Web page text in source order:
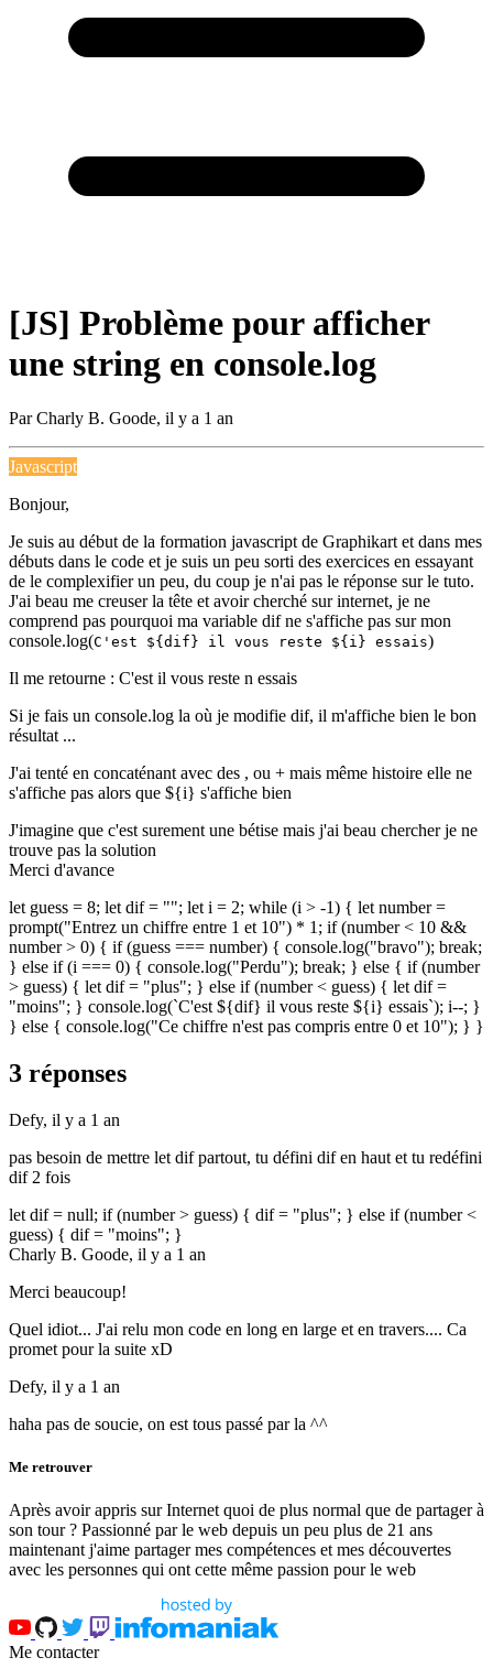
[JS] Problème pour afficher
une string en console.log
ParCharly B. Goode, il y a 1 an
Javascript
Bonjour,
Je suis au début de la formation javascript de Graphikart et dans mes
débuts dans le code et je suis un peu sorti des exercices en essayant
de le complexifier un peu, du coup je n'ai pas le réponse sur le tuto.
J'ai beau me creuser la tête et avoir cherché sur internet, je ne
comprend pas pourquoi ma variable dif ne s'affiche pas sur mon
console.log(C'est ${dif} il vous reste ${i} essais)
Il me retourne : C'est il vous reste n essais
Si je fais un console.log la où je modifie dif, il m'affiche bien le bon
résultat ...
J'ai tenté en concaténant avec des , ou + mais même histoire elle ne
s'affiche pas alors que ${i} s'affiche bien
J'imagine que c'est surement une bétise mais j'ai beau chercher je ne
trouve pas la solution
Merci d'avance
let guess = 8; let dif = ""; let i = 2; while (i > -1) { let number =
prompt("Entrez un chiffre entre 1 et 10") * 1; if (number < 10 &&
number > 0) { if (guess === number) { console.log("bravo"); break;
} else if (i === 0) { console.log("Perdu"); break; } else { if (number
> guess) { let dif = "plus"; } else if (number < guess) { let dif =
"moins"; } console.log(`C'est ${dif} il vous reste ${i} essais`); i--; }
} else { console.log("Ce chiffre n'est pas compris entre 0 et 10"); } }
3 réponses
Defy, il y a 1 an
pas besoin de mettre let dif partout, tu défini dif en haut et tu redéfini
dif 2 fois
let dif = null; if (number > guess) { dif = "plus"; } else if (number <
guess) { dif = "moins"; }
Charly B. Goode, il y a 1 an
Merci beaucoup!
Quel idiot... J'ai relu mon code en long en large et en travers.... Ca
promet pour la suite xD
Defy, il y a 1 an
haha pas de soucie, on est tous passé par la ^^
Me retrouver
Après avoir appris sur Internet quoi de plus normal que de partager à
son tour ? Passionné par le web depuis un peu plus de 21 ans
maintenant j'aime partager mes compétences et mes découvertes
avec les personnes qui ont cette même passion pour le web
Me contacter